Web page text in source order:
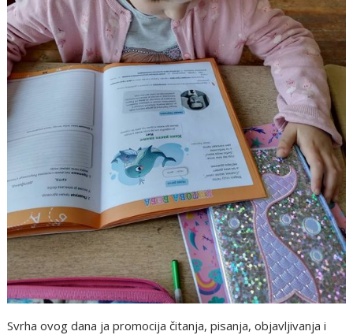
Svrha ovog dana ja promocija čitanja, pisanja, objavljivanja i